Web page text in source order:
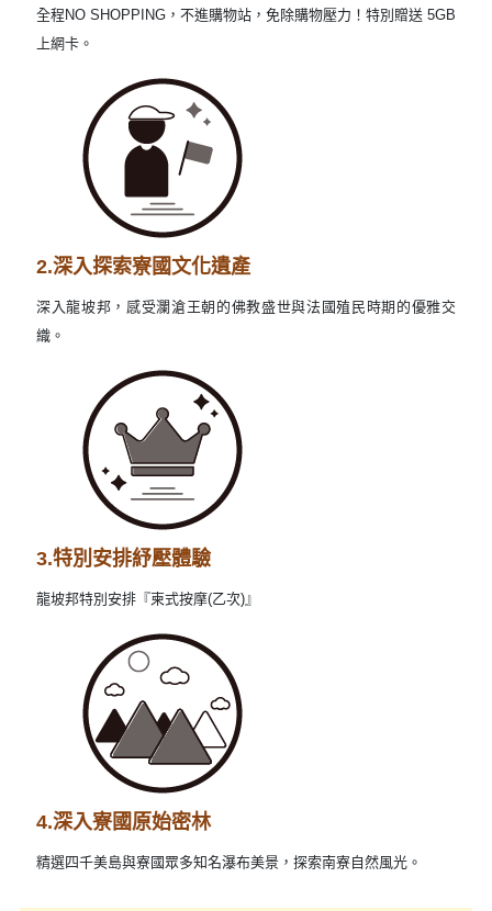
全程NO SHOPPING，不進購物站，免除購物壓力！特別贈送 5GB
上網卡。
2.深入探索寮國文化遺產
深入龍坡邦，感受瀾滄王朝的佛教盛世與法國殖民時期的優雅交
織。
3.特別安排紓壓體驗
龍坡邦特別安排『柬式按摩(乙次)』
4.深入寮國原始密林
精選四千美島與寮國眾多知名瀑布美景，探索南寮自然風光。